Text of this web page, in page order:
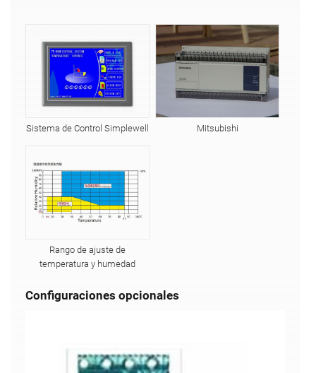
Sistema de Control Simplewell Mitsubishi
Rango de ajuste de
temperatura y humedad
Configuraciones opcionales